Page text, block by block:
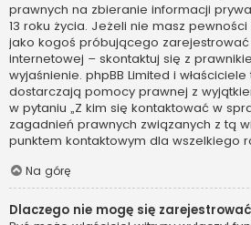
prawnych na zbieranie informacji
13 roku życia. Jeżeli nie masz
jako kogoś próbującego
internetowej – skontaktuj się z
wyjaśnienie. phpBB Limited i
dostarczają pomocy prawnej z
w pytaniu „Z kim się kontaktować w
zagadnień prawnych związanych z tą
punktem kontaktowym dla wszelkiego
Na górę
Dlaczego nie mogę się